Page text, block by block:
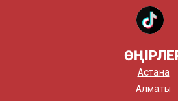
Астана
Алматы